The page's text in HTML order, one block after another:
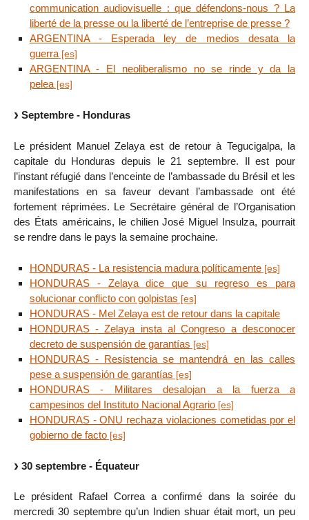
communication audiovisuelle : que défendons-nous ? La
liberté de la presse ou la liberté de l’entreprise de presse ?
ARGENTINA - Esperada ley de medios desata la
guerra
ARGENTINA - El neoliberalismo no se rinde y da la
pelea
Septembre - Honduras
Le président Manuel Zelaya est de retour à Tegucigalpa, la
capitale du Honduras depuis le 21 septembre. Il est pour
l’instant réfugié dans l’enceinte de l’ambassade du Brésil et les
manifestations en sa faveur devant l’ambassade ont été
fortement réprimées. Le Secrétaire général de l’Organisation
des États américains, le chilien José Miguel Insulza, pourrait
se rendre dans le pays la semaine prochaine.
HONDURAS - La resistencia madura políticamente
HONDURAS - Zelaya dice que su regreso es para
solucionar conflicto con golpistas
HONDURAS - Mel Zelaya est de retour dans la capitale
HONDURAS - Zelaya insta al Congreso a desconocer
decreto de suspensión de garantías
HONDURAS - Resistencia se mantendrá en las calles
pese a suspensión de garantías
HONDURAS - Militares desalojan a la fuerza a
campesinos del Instituto Nacional Agrario
HONDURAS - ONU rechaza violaciones cometidas por el
gobierno de facto
30 septembre - Équateur
Le président Rafael Correa a confirmé dans la soirée du
mercredi 30 septembre qu’un Indien shuar était mort, un peu